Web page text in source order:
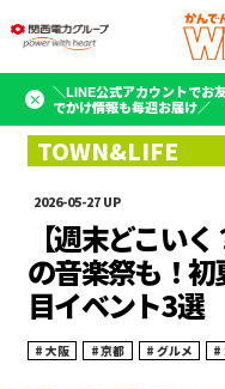
＼LINE公式アカウントでお
でかけ情報も毎週お届け／
2026-05-27
【週末どこい
の音楽祭も！
目イベント3選
大阪 京都 グルメ